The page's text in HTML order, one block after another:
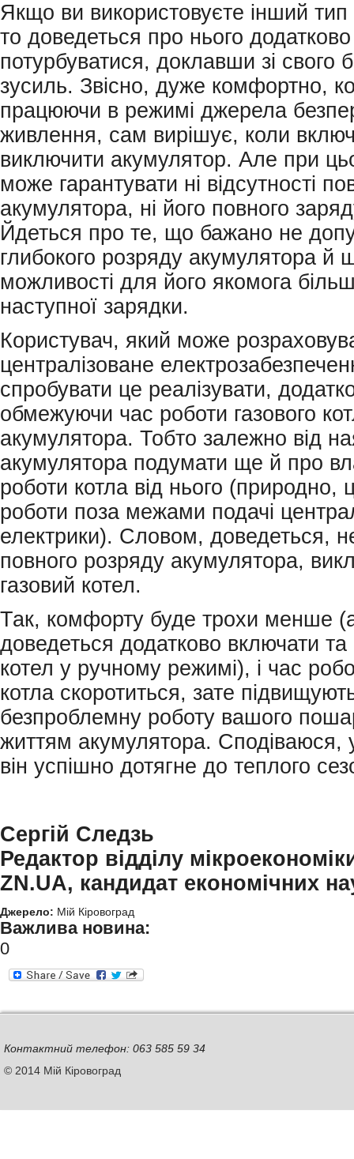
Якщо ви використовуєте інший
то доведеться про нього додатково
потурбуватися, доклавши зі свого
зусиль. Звісно, дуже комфортно,
працюючи в режимі джерела
живлення, сам вирішує, коли
виключити акумулятор. Але при
може гарантувати ні відсутності
акумулятора, ні його повного
Йдеться про те, що бажано не
глибокого розряду акумулятора й
можливості для його якомога
наступної зарядки.
Користувач, який може
централізоване
спробувати це реалізувати,
обмежуючи час роботи газового
акумулятора. Тобто залежно від
акумулятора подумати ще й про
роботи котла від нього (природно,
роботи поза межами подачі
електрики). Словом, доведеться,
повного розряду акумулятора,
газовий котел.
Так, комфорту буде трохи менше
доведеться додатково включати
котел у ручному режимі), і час
котла скоротиться, зате
безпроблемну роботу вашого
життям акумулятора. Сподіваюся,
він успішно дотягне до теплого
Сергій Следзь
Редактор відділу
ZN.UA, кандидат економічних
Джерело: Мій Кіровоград
Важлива новина:
0
Контактний телефон: 063 585 59 34
© 2014 Мій Кіровоград